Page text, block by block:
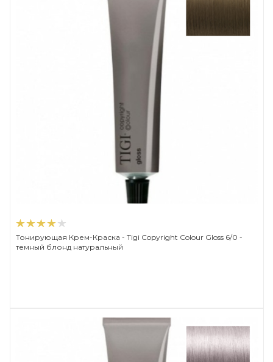
Тонирующая Крем-Краска - Tigi Copyright Сolour Gloss 6/0 -
темный блонд натуральный